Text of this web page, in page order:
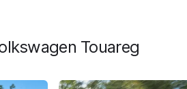
Touareg